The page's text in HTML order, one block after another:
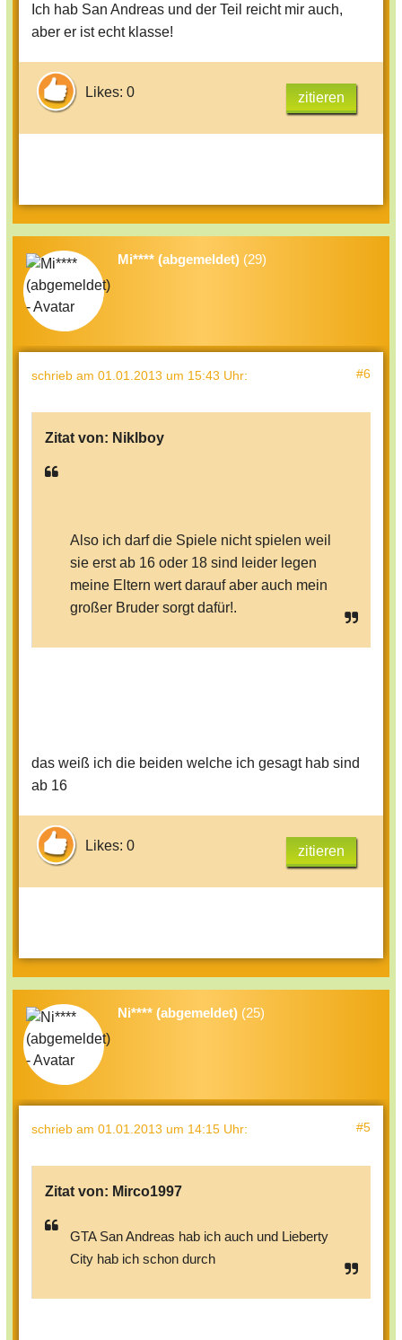
Ich hab San Andreas und der Teil reicht mir auch,
aber er ist echt klasse!
Likes: 0 zitieren
Mi**** (abgemeldet) (29)
schrieb am 01.01.2013 um 15:43 Uhr: #6
Zitat von: Niklboy
Also ich darf die Spiele nicht spielen weil
sie erst ab 16 oder 18 sind leider legen
meine Eltern wert darauf aber auch mein
großer Bruder sorgt dafür!.
das weiß ich die beiden welche ich gesagt hab sind
ab 16
Likes: 0 zitieren
Ni**** (abgemeldet) (25)
schrieb am 01.01.2013 um 14:15 Uhr: #5
Zitat von: Mirco1997
GTA San Andreas hab ich auch und Lieberty
City hab ich schon durch